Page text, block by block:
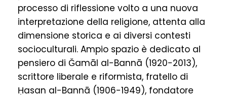
processo di riflessione volto a una nuova
interpretazione della religione, attenta alla
dimensione storica e ai diversi contesti
socioculturali. Ampio spazio è dedicato al
pensiero di Ǧamāl al-Bannā (1920-2013),
scrittore liberale e riformista, fratello di
Ḥasan al-Bannā (1906-1949), fondatore